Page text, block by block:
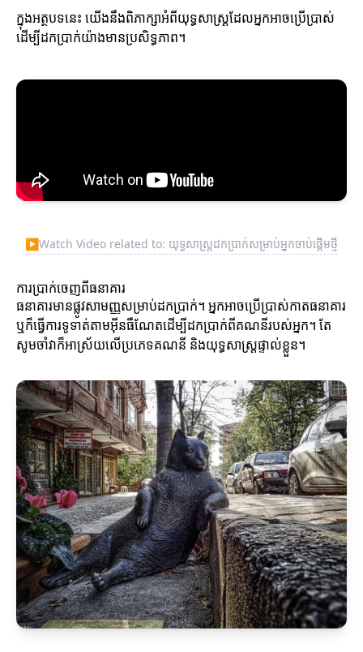
ក្នុងអត្ថបទនេះ យើងនឹងពិភាក្សាអំពីយុទ្ធសាស្ត្រដែលអ្នកអាចប្រើប្រាស់
ដើម្បីដកប្រាក់យ៉ាងមានប្រសិទ្ធភាព។
▶Watch Video related to: យុទ្ធសាស្ត្រដកប្រាក់សម្រាប់អ្នកចាប់ផ្តើមថ្មី
ការប្រាក់ចេញពីធនាគារ
ធនាគារមានផ្លូវសាមញ្ញសម្រាប់ដកប្រាក់។ អ្នកអាចប្រើប្រាស់កាតធនាគារ
ឬក៏ធ្វើការទូទាត់តាមអ៊ីនធឺណែតដើម្បីដកប្រាក់ពីគណនីរបស់អ្នក។ តែ
សូមចាំវាក៏អាស្រ័យលើប្រភេទគណនី និងយុទ្ធសាស្រ្តផ្ទាល់ខ្លួន។